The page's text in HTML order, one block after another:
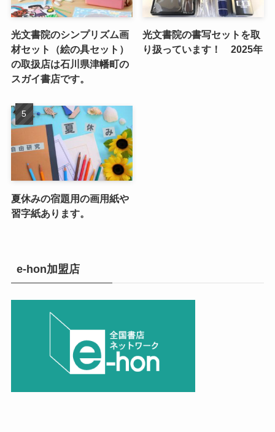
光文書院のシンプリズム画
材セット（絵の具セット）
の取扱店は石川県津幡町の
スガイ書店です。
光文書院の書写セットを取
り扱っています！ 2025年
夏休みの宿題用の画用紙や
習字紙あります。
e-hon加盟店